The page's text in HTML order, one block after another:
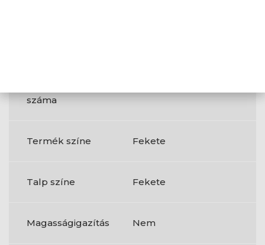
száma
Termék színe Fekete
Talp színe Fekete
Magasságigazítás Nem